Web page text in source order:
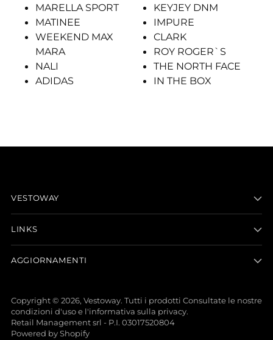
MARELLA SPORT
MATINEE
WEEKEND MAX
MARA
NALI
ADIDAS
KEYJEY DNM
IMPURE
CLARK
ROY ROGER`S
THE NORTH FACE
IN THE BOX
VESTOWAY
LINKS
AGGIORNAMENTI
Copyright © 2026, Vestoway. Tutti i prodotti Consultate le nostre
condizioni d'uso e l'informativa sulla privacy.
Retail Management srl - P.I. 03017520804
Powered by Shopify